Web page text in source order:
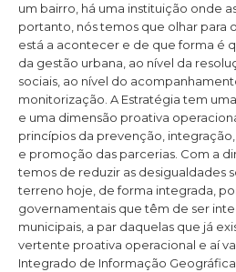
um bairro, há uma instituição onde
portanto, nós temos que olhar para
está a acontecer e de que forma é
da gestão urbana, ao nível da
sociais, ao nível do
monitorização. A Estratégia tem
e uma dimensão proativa
princípios da prevenção,
e promoção das parcerias. Com a
temos de reduzir as desigualdades
terreno hoje, de forma integrada,
governamentais que têm de ser
municipais, a par daquelas que já
vertente proativa operacional e aí
Integrado de Informação